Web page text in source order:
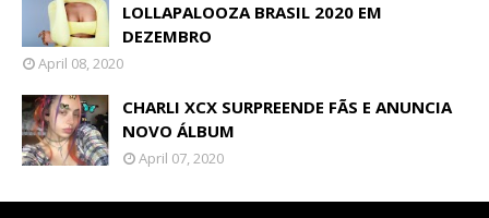
LOLLAPALOOZA BRASIL 2020 EM
DEZEMBRO
April 08, 2020
CHARLI XCX SURPREENDE FÃS E ANUNCIA
NOVO ÁLBUM
April 07, 2020